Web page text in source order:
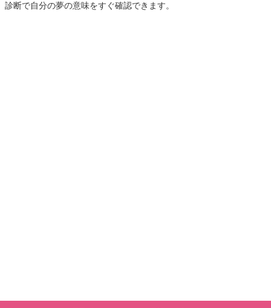
診断で自分の夢の意味をすぐ確認できます。